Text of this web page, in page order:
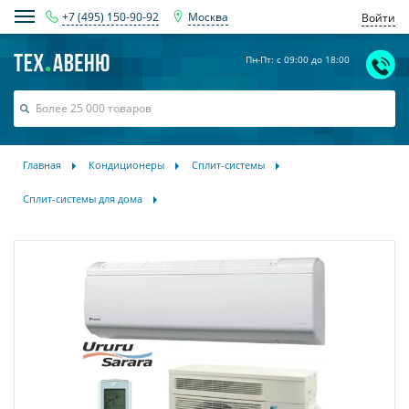
+7 (495) 150-90-92 Москва Войти
Пн-Пт: с 09:00 до 18:00
Главная Кондиционеры Сплит-системы
Сплит-системы для дома